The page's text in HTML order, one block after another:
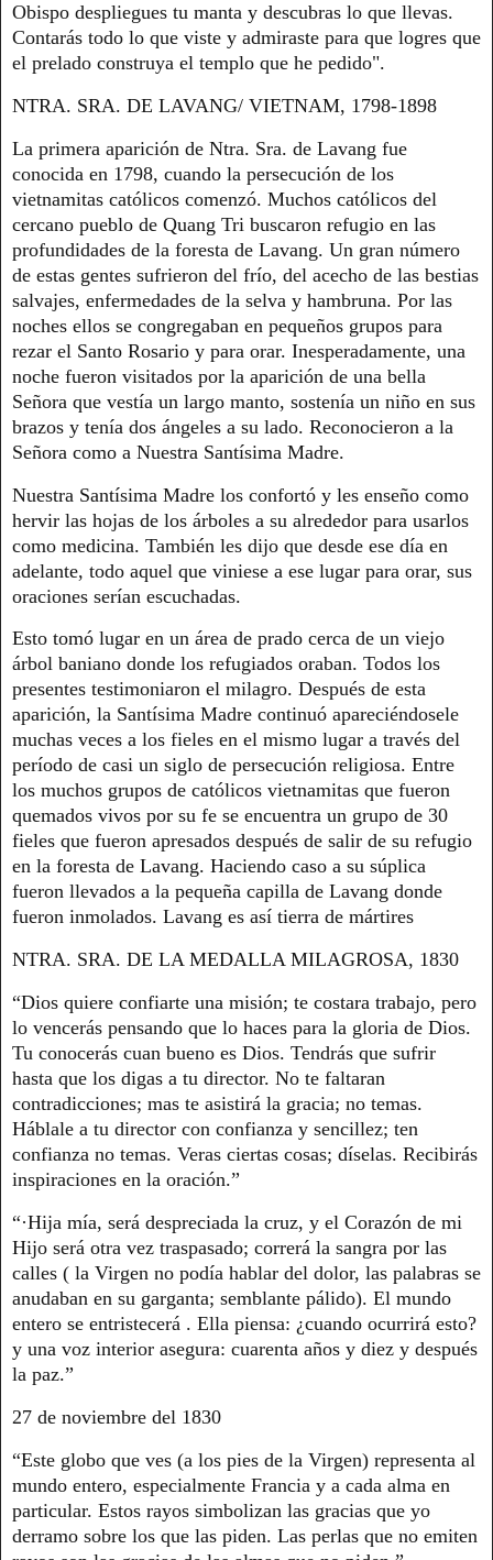
Obispo despliegues tu manta y descubras lo que llevas.
Contarás todo lo que viste y admiraste para que logres que
el prelado construya el templo que he pedido".
NTRA. SRA. DE LAVANG/ VIETNAM, 1798-1898
La primera aparición de Ntra. Sra. de Lavang fue
conocida en 1798, cuando la persecución de los
vietnamitas católicos comenzó. Muchos católicos del
cercano pueblo de Quang Tri buscaron refugio en las
profundidades de la foresta de Lavang. Un gran número
de estas gentes sufrieron del frío, del acecho de las bestias
salvajes, enfermedades de la selva y hambruna. Por las
noches ellos se congregaban en pequeños grupos para
rezar el Santo Rosario y para orar. Inesperadamente, una
noche fueron visitados por la aparición de una bella
Señora que vestía un largo manto, sostenía un niño en sus
brazos y tenía dos ángeles a su lado. Reconocieron a la
Señora como a Nuestra Santísima Madre.
Nuestra Santísima Madre los confortó y les enseño como
hervir las hojas de los árboles a su alrededor para usarlos
como medicina. También les dijo que desde ese día en
adelante, todo aquel que viniese a ese lugar para orar, sus
oraciones serían escuchadas.
Esto tomó lugar en un área de prado cerca de un viejo
árbol baniano donde los refugiados oraban. Todos los
presentes testimoniaron el milagro. Después de esta
aparición, la Santísima Madre continuó apareciéndosele
muchas veces a los fieles en el mismo lugar a través del
período de casi un siglo de persecución religiosa. Entre
los muchos grupos de católicos vietnamitas que fueron
quemados vivos por su fe se encuentra un grupo de 30
fieles que fueron apresados después de salir de su refugio
en la foresta de Lavang. Haciendo caso a su súplica
fueron llevados a la pequeña capilla de Lavang donde
fueron inmolados. Lavang es así tierra de mártires
NTRA. SRA. DE LA MEDALLA MILAGROSA, 1830
“Dios quiere confiarte una misión; te costara trabajo, pero
lo vencerás pensando que lo haces para la gloria de Dios.
Tu conocerás cuan bueno es Dios. Tendrás que sufrir
hasta que los digas a tu director. No te faltaran
contradicciones; mas te asistirá la gracia; no temas.
Háblale a tu director con confianza y sencillez; ten
confianza no temas. Veras ciertas cosas; díselas. Recibirás
inspiraciones en la oración.”
“·Hija mía, será despreciada la cruz, y el Corazón de mi
Hijo será otra vez traspasado; correrá la sangra por las
calles ( la Virgen no podía hablar del dolor, las palabras se
anudaban en su garganta; semblante pálido). El mundo
entero se entristecerá . Ella piensa: ¿cuando ocurrirá esto?
y una voz interior asegura: cuarenta años y diez y después
la paz.”
27 de noviembre del 1830
“Este globo que ves (a los pies de la Virgen) representa al
mundo entero, especialmente Francia y a cada alma en
particular. Estos rayos simbolizan las gracias que yo
derramo sobre los que las piden. Las perlas que no emiten